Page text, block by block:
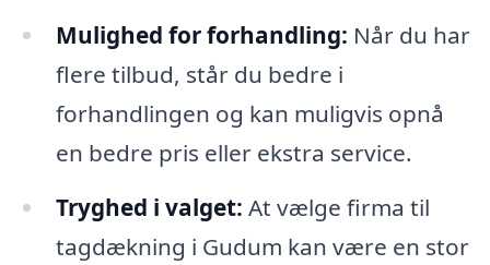
Mulighed for forhandling: Når du har
flere tilbud, står du bedre i
forhandlingen og kan muligvis opnå
en bedre pris eller ekstra service.
Tryghed i valget: At vælge firma til
tagdækning i Gudum kan være en stor